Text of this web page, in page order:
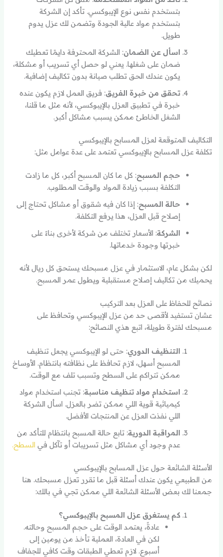
بتستخدم نفس نوع الإيبوكسي. تأكد إن الشركة
بتستخدم مواد عالية الجودة وتضمن لك عزل يدوم
طويل.
اسأل عن الضمان: الشركة المحترفة دايمًا تعطيك
ضمان على شغلها. يعني لو حصل أي تسريب أو مشكلة،
يكون عندك الحق تطلب صيانة بدون تكاليف إضافية.
تحقق من خبرة الفريق: فريق العمل لازم يكون عنده
خبرة في تطبيق العزل بالإيبوكسي، لأنه مثل ما قلنا،
الشغل الخاطئ ممكن يسبب مشاكل أكبر.
التكاليف المتوقعة لعزل المسابح بالإيبوكسي
تكلفة عزل المسابح بالإيبوكسي تعتمد على عدة عوامل مثل:
حجم المسبح: كل ما كان المسبح أكبر، كل ما زادت
التكلفة بسبب زيادة المواد والوقت المطلوب.
حالة المسبح: إذا كان فيه شقوق أو مشاكل تحتاج إلى
إصلاح قبل العزل، هذا يرفع التكلفة.
الشركة: الأسعار تختلف من شركة لأخرى بناءً على
خبرتها وجودة خدماتها.
لكن بشكل عام، الاستثمار في عزل مسبحك يستحق كل ريال لأنه
يحميك من تكاليف إصلاح مستقبلية ويطول عمر المسبح.
نصائح للحفاظ على العزل بعد التركيب
عشان تستفيد لأقصى حد من عزل الإيبوكسي وتحافظ على
مسبحك لفترة طويلة، اتبع هذي النصائح:
التنظيف الدوري: حتى لو الإيبوكسي يجعل تنظيف
المسبح أسهل، لازم تحافظ على نظافته بانتظام. الأوساخ
ممكن تتراكم على السطح وتسبب تلف مع الوقت.
استخدام مواد تنظيف مناسبة: تجنب استخدام مواد
كيميائية قوية اللي ممكن تضر بالعزل. اسأل الشركة
اللي نفذت العزل عن المنتجات الأفضل.
المراقبة الدورية: تابع حالة المسبح بانتظام للتأكد من
عدم وجود أي مشاكل مثل تسريبات أو تآكل في السطح.
الأسئلة الشائعة حول عزل المسابح بالإيبوكسي
من الطبيعي يكون عندك أسئلة قبل ما تقرر تعزل مسبحك. هنا
جمعنا لك بعض الأسئلة الشائعة اللي ممكن تجي في بالك:
كم يستغرق عزل المسبح بالإيبوكسي؟
عادةً، يعتمد الوقت على حجم المسبح وحالته.
لكن في العادة، العملية تأخذ من يومين إلى
أسبوع. لازم تعطي الطبقات وقت كافي للجفاف